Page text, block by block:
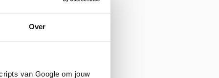
Over
van Google om jouw